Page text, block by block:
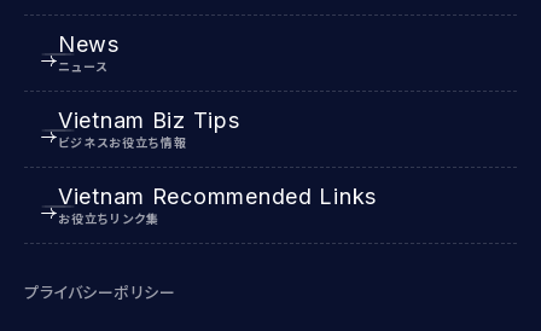
News
ニュース
Vietnam Biz Tips
ビジネスお役立ち情報
Vietnam Recommended Links
お役立ちリンク集
プライバシーポリシー